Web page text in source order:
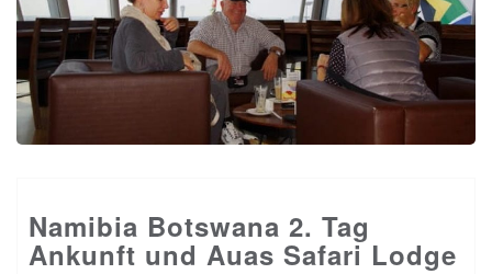
Namibia Botswana 2. Tag
Ankunft und Auas Safari Lodge